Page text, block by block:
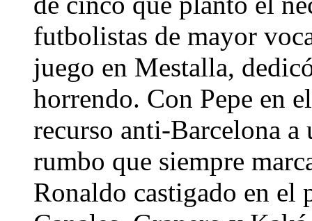
futbolistas de mayor
juego en Mestalla,
horrendo. Con Pepe en
recurso anti-Barcelona
rumbo que siempre
Ronaldo castigado en el